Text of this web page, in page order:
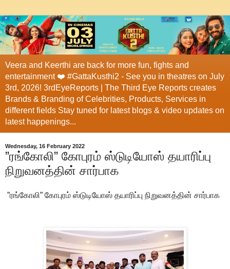
Veera and Keerthi are back for more fun, fights and
entertainment ❤️ #GattaKusthi2 - See you in theatres on July
3rd, 2026! 3rdEyeReports | The Third Eye Reports creates
Brands & Branding of Celebrities, Products, Services in
different fields Stay tuned for latest blogs & video updates on
latest happenings...
Wednesday, 16 February 2022
”ரங்கோலி” கோபுரம் ஸ்டுடியோஸ் தயாரிப்பு
நிறுவனத்தின் சார்பாக
”ரங்கோலி” கோபுரம் ஸ்டுடியோஸ் தயாரிப்பு நிறுவனத்தின் சார்பாக